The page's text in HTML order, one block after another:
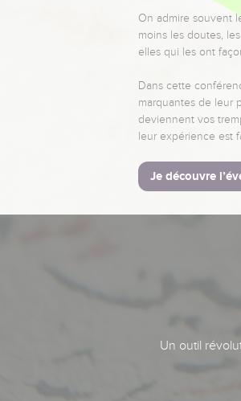
On admire souvent
moins les doutes,
elles qui les ont
Dans cette
marquantes de leur
deviennent vos
leur expérience est
Je découvre
Un outil